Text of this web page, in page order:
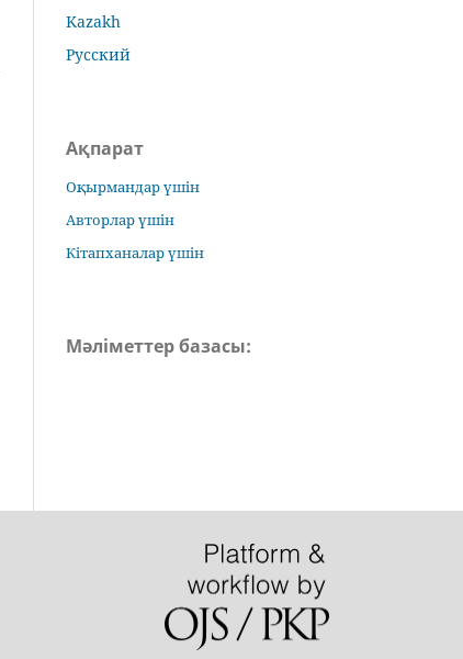
Kazakh
Русский
Ақпарат
Оқырмандар үшін
Авторлар үшін
Кітапханалар үшін
Мәліметтер базасы: